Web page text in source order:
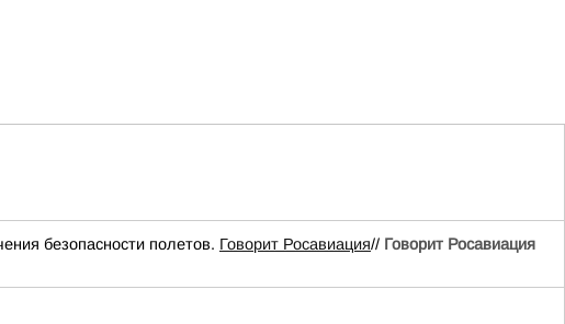
безопасности полетов. Говорит Росавиация// Говорит Росавиация